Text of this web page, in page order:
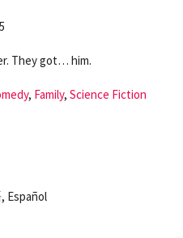
They got… him.
, Family, Science Fiction
Español